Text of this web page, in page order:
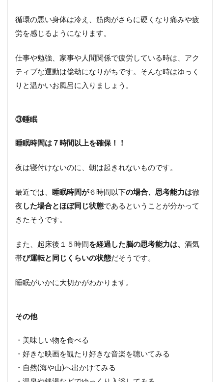
循環の悪い身体は冷え、筋肉がさらに硬くなり痛みや疲
労を感じるようになります。
仕事や勉強、家事や人間関係で疲労している時は、アク
ティブな運動は億劫になりがちです。そんな時はゆっく
りと温かいお風呂に入りましょう。
③睡眠
睡眠時間は７時間以上を確保！！
夜は寝付けないのに、朝は起きれないものです。
最近では、 睡眠時間が６時間以下の場合、思考能力は徹
夜 した場合とほぼ同じ状態であるということが分かって
きたそうです。
また、 起床後１５時間を経過した脳の思考能力は、 酒気
帯び運転と同じくらいの状態だそうです。
睡眠がいかに大切かがわかります。
その他
・美味しい物を食べる
・好きな映画を観たり好きな音楽を聴いてみる
・自然(海や山)へ出かけてみる